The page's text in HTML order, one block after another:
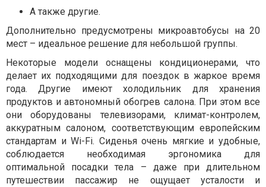
А также другие.
Дополнительно предусмотрены микроавтобусы на 20
мест – идеальное решение для небольшой группы.
Некоторые модели оснащены кондиционерами, что
делает их подходящими для поездок в жаркое время
года. Другие имеют холодильник для хранения
продуктов и автономный обогрев салона. При этом все
они оборудованы телевизорами, климат-контролем,
аккуратным салоном, соответствующим европейским
стандартам и Wi-Fi. Сиденья очень мягкие и удобные,
соблюдается необходимая эргономика для
оптимальной посадки тела – даже при длительном
путешествии пассажир не ощущает усталости и